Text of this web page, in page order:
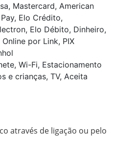
Mastercard, American
Elo Crédito,
Elo Débito, Dinheiro,
por Link, PIX
Wi-Fi, Estacionamento
e crianças, TV, Aceita
através de ligação ou pelo